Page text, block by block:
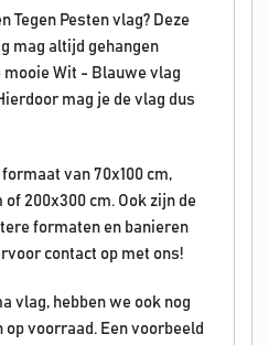
Tegen Pesten vlag? Deze
mag altijd gehangen
Wit - Blauwe vlag
mag je de vlag dus
van 70x100 cm,
of 200x300 cm. Ook zijn de
formaten en banieren
contact op met ons!
vlag, hebben we ook nog
voorraad. Een voorbeeld